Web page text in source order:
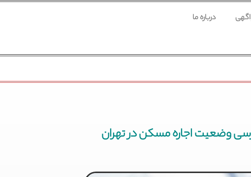
اگهی درباره ما
وضعیت اجاره مسکن در تهران